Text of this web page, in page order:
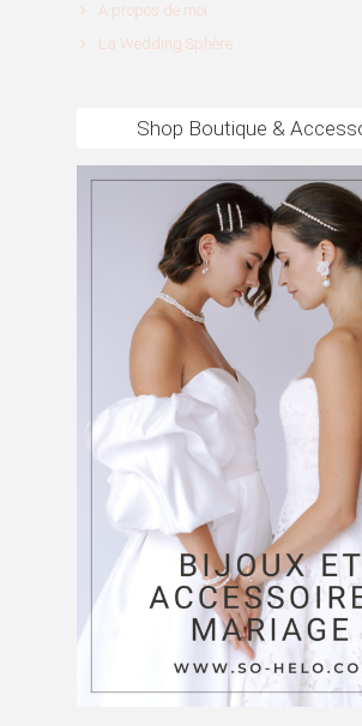
A propos de moi
La Wedding Sphère
Shop Boutique &